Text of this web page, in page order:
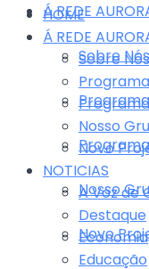
Á REDE
Sobre Nós
Nosso
Novo
HOME
Á REDE
Sobre Nós
Nosso
Novo
NOTICIAS
A Voz de
Destaque
Economia
Educação